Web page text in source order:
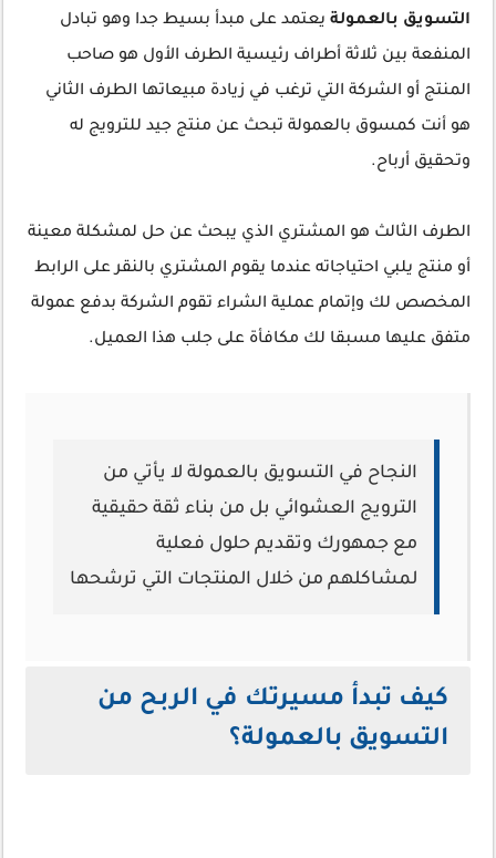
التسويق بالعمولة يعتمد على مبدأ بسيط جدا وهو تبادل
المنفعة بين ثلاثة أطراف رئيسية الطرف الأول هو صاحب
المنتج أو الشركة التي ترغب في زيادة مبيعاتها الطرف الثاني
هو أنت كمسوق بالعمولة تبحث عن منتج جيد للترويج له
وتحقيق أرباح.
الطرف الثالث هو المشتري الذي يبحث عن حل لمشكلة معينة
أو منتج يلبي احتياجاته عندما يقوم المشتري بالنقر على الرابط
المخصص لك وإتمام عملية الشراء تقوم الشركة بدفع عمولة
متفق عليها مسبقا لك مكافأة على جلب هذا العميل.
النجاح في التسويق بالعمولة لا يأتي من
الترويج العشوائي بل من بناء ثقة حقيقية
مع جمهورك وتقديم حلول فعلية
لمشاكلهم من خلال المنتجات التي ترشحها
كيف تبدأ مسيرتك في الربح من
التسويق بالعمولة؟